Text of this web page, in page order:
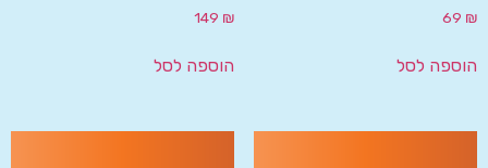
69 ₪
הוספה לסל
149 ₪
הוספה לסל